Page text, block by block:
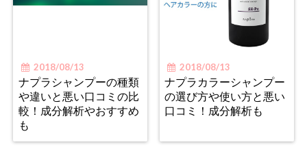
2018/08/13
ナプラシャンプーの種類
や違いと悪い口コミの比
較！成分解析やおすすめ
も
2018/08/13
ナプラカラーシャンプー
の選び方や使い方と悪い
口コミ！成分解析も